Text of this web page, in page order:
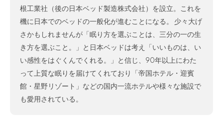
根工業社（後の日本ベッド製造株式会社）を設立。これを
機に日本でのベッドの一般化が進むことになる。 少々大げ
さかもしれませんが「眠り方を選ぶことは、三分の一の生
き方を選ぶこと。」と日本ベッドは考え「いいものは、い
い感性をはぐくんでくれる。」と信じ、90年以上にわた
って上質な眠りを届けてくれており「帝国ホテル・迎賓
館・星野リゾート」などの国内一流ホテルや様々な施設で
も愛用されている。